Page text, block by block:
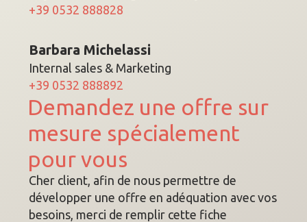
+39 0532 888828
Barbara Michelassi
Internal sales & Marketing
+39 0532 888892
Demandez une offre sur
mesure spécialement
pour vous
Cher client, afin de nous permettre de
développer une offre en adéquation avec vos
besoins, merci de remplir cette fiche